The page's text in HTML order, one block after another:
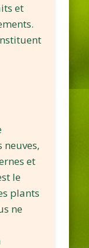
et
neuves,
et
le
plants
ne